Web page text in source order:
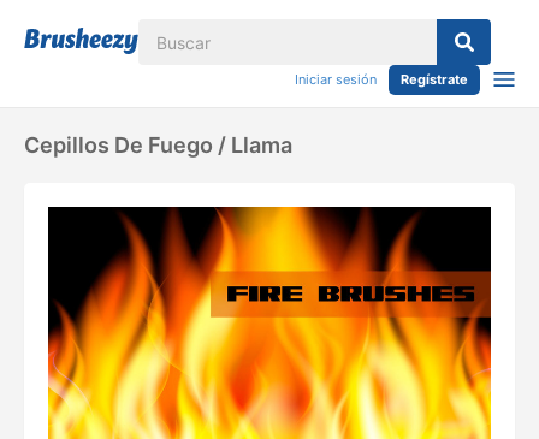
Iniciar sesión Regístrate
Cepillos De Fuego / Llama